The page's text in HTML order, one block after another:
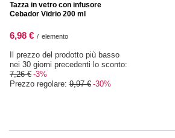
Tazza in vetro con infusore
Cebador Vidrio 200 ml
6,98 € / elemento
Il prezzo del prodotto più basso
nei 30 giorni precedenti lo sconto:
7,26 € -3%
Prezzo regolare: 9,97 € -30%